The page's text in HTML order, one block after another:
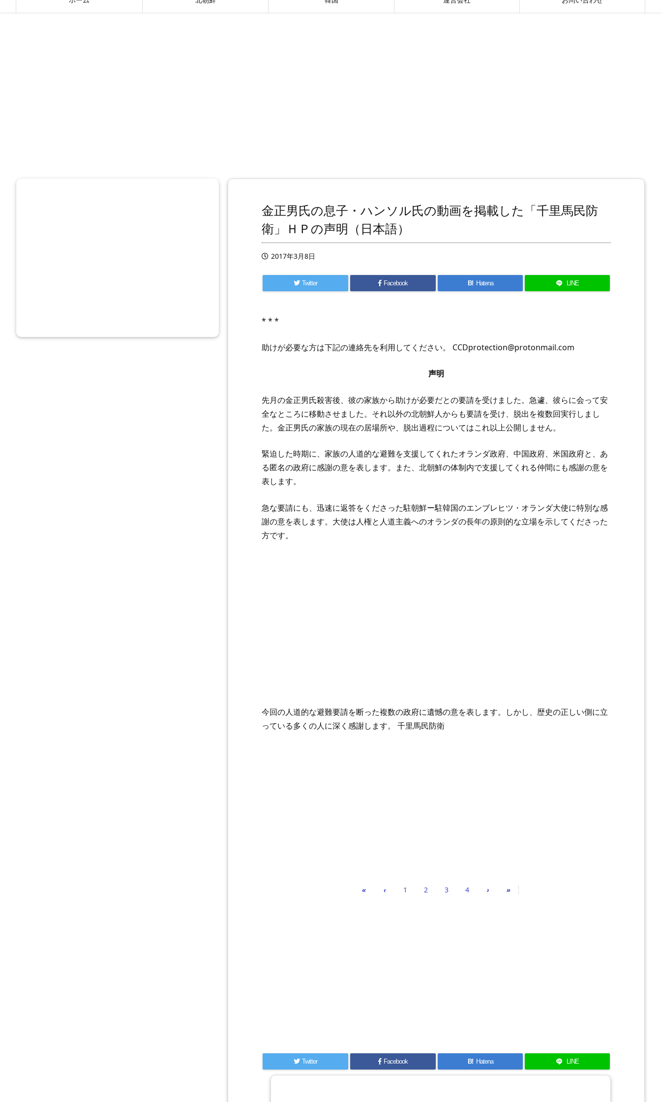
金正男氏の息子・ハンソル氏の動画を掲載した「千里馬民防
衛」ＨＰの声明（日本語）
2017年3月8日
Twitter Facebook B! Hatena LINE
* * *
助けが必要な方は下記の連絡先を利用してください。 CCDprotection@protonmail.com
声明
先月の金正男氏殺害後、彼の家族から助けが必要だとの要請を受けました。急遽、彼らに会って安
全なところに移動させました。それ以外の北朝鮮人からも要請を受け、脱出を複数回実行しまし
た。金正男氏の家族の現在の居場所や、脱出過程についてはこれ以上公開しません。
緊迫した時期に、家族の人道的な避難を支援してくれたオランダ政府、中国政府、米国政府と、あ
る匿名の政府に感謝の意を表します。また、北朝鮮の体制内で支援してくれる仲間にも感謝の意を
表します。
急な要請にも、迅速に返答をくださった駐朝鮮ー駐韓国のエンブレヒツ・オランダ大使に特別な感
謝の意を表します。大使は人権と人道主義へのオランダの長年の原則的な立場を示してくださった
方です。
今回の人道的な避難要請を断った複数の政府に遺憾の意を表します。しかし、歴史の正しい側に立
っている多くの人に深く感謝します。 千里馬民防衛
« ‹ 1 2 3 4 › »
Twitter Facebook B! Hatena LINE